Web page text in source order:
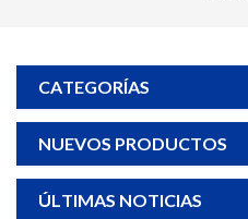
CATEGORÍAS
NUEVOS PRODUCTOS
ÚLTIMAS NOTICIAS